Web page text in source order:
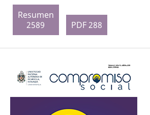
Resumen
2589
PDF 288